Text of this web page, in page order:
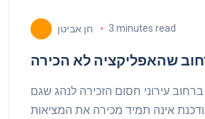
חן אביטן 3 minutes read
שהאפליקציה לא הכירה
עירוני חסום הזכירה לנהג שגם
אינה תמיד מכירה את המציאות